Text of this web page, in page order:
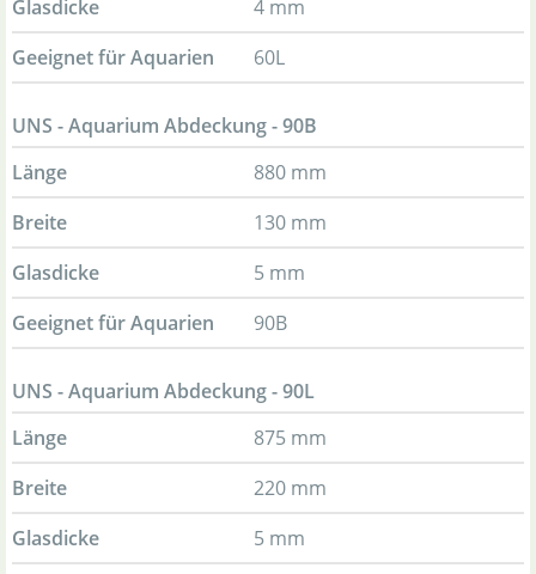
Glasdicke
4 mm
Geeignet für Aquarien
60L
UNS - Aquarium Abdeckung - 90B
Länge
880 mm
Breite
130 mm
Glasdicke
5 mm
Geeignet für Aquarien
90B
UNS - Aquarium Abdeckung - 90L
Länge
875 mm
Breite
220 mm
Glasdicke
5 mm